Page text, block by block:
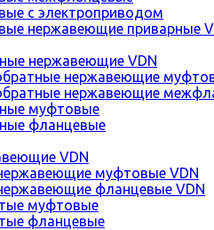
с электроприводом
нержавеющие приварные
нержавеющие VDN
нержавеющие
нержавеющие
муфтовые
фланцевые
VDN
муфтовые VDN
фланцевые VDN
муфтовые
фланцевые